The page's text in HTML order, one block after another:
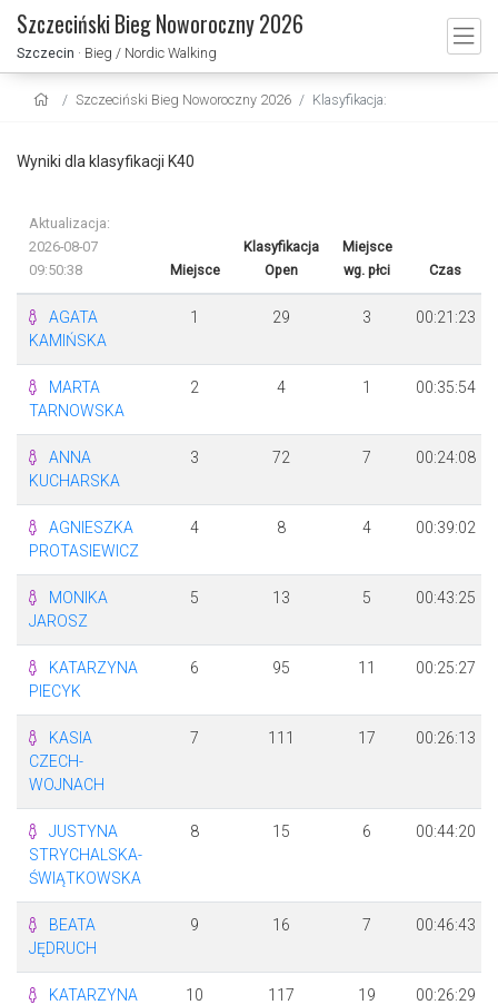
Szczeciński Bieg Noworoczny 2026
Szczecin · Bieg / Nordic Walking
Szczeciński Bieg Noworoczny 2026 Klasyfikacja:
Wyniki dla klasyfikacji K40
Aktualizacja:
2026-08-07
09:50:38
Miejsce
Klasyfikacja
Open
Miejsce
wg. płci
Czas
AGATA
KAMIŃSKA
1 29 3 00:21:23
MARTA
TARNOWSKA
2 4 1 00:35:54
ANNA
KUCHARSKA
3 72 7 00:24:08
AGNIESZKA
PROTASIEWICZ
4 8 4 00:39:02
MONIKA
JAROSZ
5 13 5 00:43:25
KATARZYNA
PIECYK
6 95 11 00:25:27
KASIA
CZECH-
WOJNACH
7 111 17 00:26:13
JUSTYNA
STRYCHALSKA-
ŚWIĄTKOWSKA
8 15 6 00:44:20
BEATA
JĘDRUCH
9 16 7 00:46:43
KATARZYNA
10 117 19 00:26:29